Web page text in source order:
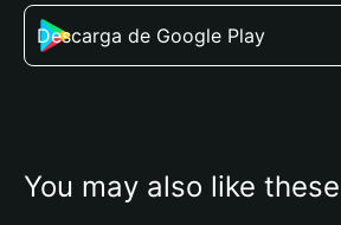
Descarga de Google Play
You may also like